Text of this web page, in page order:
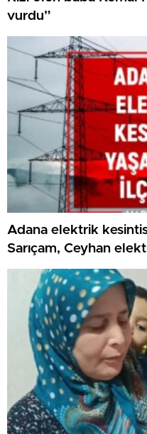
vurdu”
Adana elektrik
Sarıçam, Ceyhan